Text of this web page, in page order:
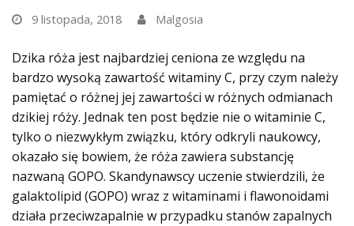
9 listopada, 2018 Malgosia
Dzika róża jest najbardziej ceniona ze względu na
bardzo wysoką zawartość witaminy C, przy czym należy
pamiętać o różnej jej zawartości w różnych odmianach
dzikiej róży. Jednak ten post będzie nie o witaminie C,
tylko o niezwykłym związku, który odkryli naukowcy,
okazało się bowiem, że róża zawiera substancję
nazwaną GOPO. Skandynawscy uczenie stwierdzili, że
galaktolipid (GOPO) wraz z witaminami i flawonoidami
działa przeciwzapalnie w przypadku stanów zapalnych